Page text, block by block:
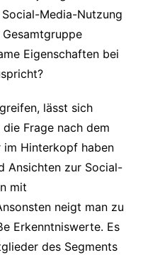
Media-Nutzung
Eigenschaften bei
lässt sich
Frage nach dem
Hinterkopf haben
Ansichten zur Social-
mit
neigt man zu
Erkenntniswerte. Es
des Segments